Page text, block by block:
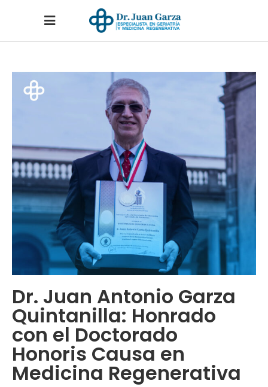
Dr. Juan Antonio Garza
Quintanilla: Honrado
con el Doctorado
Honoris Causa en
Medicina Regenerativa